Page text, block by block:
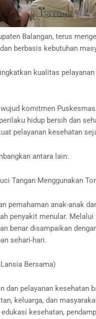
Balangan, terus
berbasis kebutuhan
kualitas
komitmen
hidup bersih dan
pelayanan kesehatan
antara lain:
Tangan Menggunakan
pemahaman anak-anak
penyakit menular.
benar disampaikan
sehari-hari.
Bersama)
dan pelayanan kesehatan
keluarga, dan
kesehatan,